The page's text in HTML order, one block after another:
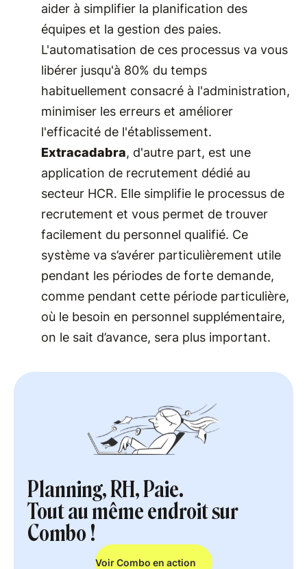
aider à simplifier la planification des
équipes et la gestion des paies.
L'automatisation de ces processus va vous
libérer jusqu'à 80% du temps
habituellement consacré à l'administration,
minimiser les erreurs et améliorer
l'efficacité de l'établissement.
Extracadabra, d'autre part, est une
application de recrutement dédié au
secteur HCR. Elle simplifie le processus de
recrutement et vous permet de trouver
facilement du personnel qualifié. Ce
système va s’avérer particulièrement utile
pendant les périodes de forte demande,
comme pendant cette période particulière,
où le besoin en personnel supplémentaire,
on le sait d’avance, sera plus important.
Planning, RH, Paie.
Tout au même endroit sur
Combo !
Voir Combo en action